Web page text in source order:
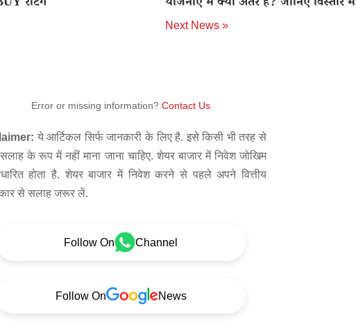
Next News »
Error or missing information? Contact Us
ये आर्टिकल सिर्फ जानकारी के लिए है. इसे किसी भी तरह से
के रूप में नहीं माना जाना चाहिए. शेयर बाजार में निवेश जोखिम
होता है. शेयर बाजार में निवेश करने से पहले अपने वित्तीय
से सलाह जरूर लें.
Follow On Channel
Follow On News